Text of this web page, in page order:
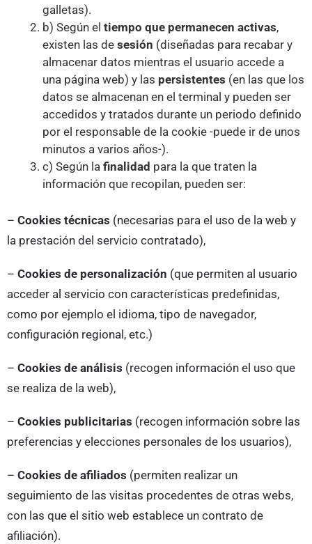
galletas).
b) Según el tiempo que permanecen activas,
existen las de sesión (diseñadas para recabar y
almacenar datos mientras el usuario accede a
una página web) y las persistentes (en las que los
datos se almacenan en el terminal y pueden ser
accedidos y tratados durante un periodo definido
por el responsable de la cookie -puede ir de unos
minutos a varios años-).
c) Según la finalidad para la que traten la
información que recopilan, pueden ser:
– Cookies técnicas (necesarias para el uso de la web y
la prestación del servicio contratado),
– Cookies de personalización (que permiten al usuario
acceder al servicio con características predefinidas,
como por ejemplo el idioma, tipo de navegador,
configuración regional, etc.)
– Cookies de análisis (recogen información el uso que
se realiza de la web),
– Cookies publicitarias (recogen información sobre las
preferencias y elecciones personales de los usuarios),
– Cookies de afiliados (permiten realizar un
seguimiento de las visitas procedentes de otras webs,
con las que el sitio web establece un contrato de
afiliación).